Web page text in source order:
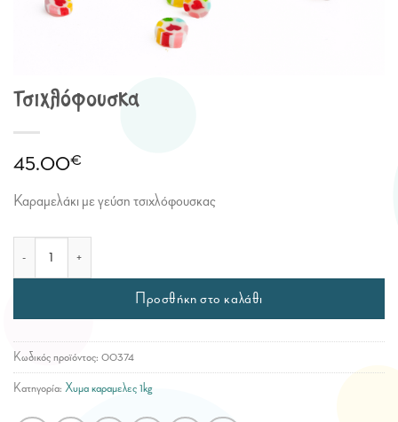
Τσιχλόφουσκα
45.00€
Καραμελάκι με γεύση τσιχλόφουσκας
Προσθήκη στο καλάθι
Κωδικός προϊόντος: 00374
Κατηγορία: Χυμα καραμελες 1kg